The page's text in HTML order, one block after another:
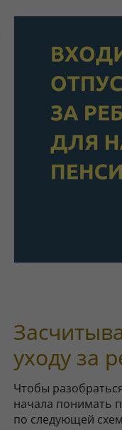
уходу за
Чтобы
начала понимать
по следующей